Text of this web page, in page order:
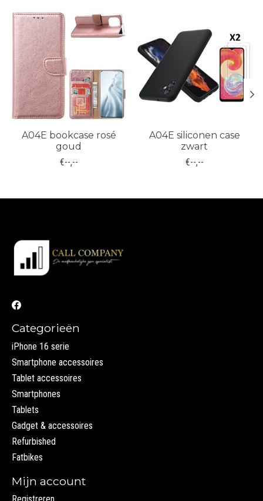
Items van productcarrousel
A04E bookcase rosé
goud
€--,--
A04E siliconen case
zwart
€--,--
Categorieën
iPhone 16 serie
Smartphone accessoires
Tablet accessoires
Smartphones
Tablets
Gadget & accessoires
Refurbished
Fatbikes
Mijn account